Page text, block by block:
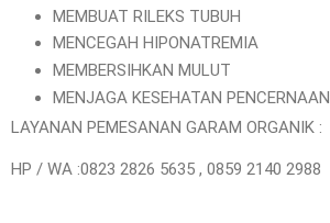
MEMBUAT RILEKS TUBUH
MENCEGAH HIPONATREMIA
MEMBERSIHKAN MULUT
MENJAGA KESEHATAN PENCERNAAN
LAYANAN PEMESANAN GARAM ORGANIK :
HP / WA :0823 2826 5635 , 0859 2140 2988